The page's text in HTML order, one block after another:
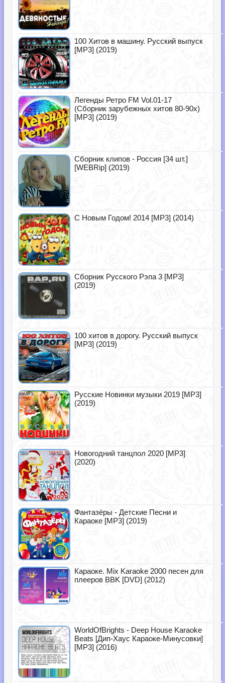
100 Хитов в машину. Русский выпуск
[MP3] (2019)
Легенды Ретро FM Vol.01-17
(Сборник зарубежных хитов 80-90х)
[MP3] (2019)
Сборник клипов - Россия [34 шт.]
[WEBRip] (2019)
С Новым Годом! 2014 [MP3] (2014)
Сборник Русского Рэпа 3 [MP3]
(2019)
100 хитов в дорогу. Русский выпуск
[MP3] (2019)
Русские Новинки музыки 2019 [MP3]
(2019)
Новогодний танцпол 2020 [MP3]
(2020)
Фантазёры - Детские Песни и
Караоке [MP3] (2019)
Караоке. Mix Karaoke 2000 песен для
плееров BBK [DVD] (2012)
WorldOfBrights - Deep House Karaoke
Beats [Дип-Хаус Караоке-Минусовки]
[MP3] (2016)